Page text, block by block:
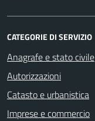
CATEGORIE DI SERVIZIO
Anagrafe e stato civile
Autorizzazioni
Catasto e urbanistica
Imprese e commercio